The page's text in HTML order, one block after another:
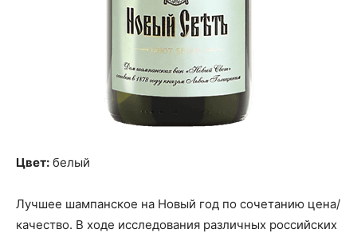
Цвет: белый
Лучшее шампанское на Новый год по сочетанию цена/
качество. В ходе исследования различных российских